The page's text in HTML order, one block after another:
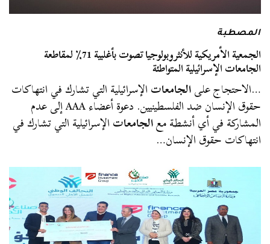
المصطبة
الجمعية الأمريكية للأنثروبولوجيا تصوت بأغلبية 71٪ لمقاطعة
الجامعات الإسرائيلية المتواطئة
…الاحتجاج علىالجامعاتالإسرائيلية التي تشارك في انتهاكات
حقوق الإنسان ضد الفلسطينيين. دعوة أعضاء AAA إلى عدم
المشاركة في أي أنشطة معالجامعاتالإسرائيلية التي تشارك في
انتهاكات حقوق الإنسان…